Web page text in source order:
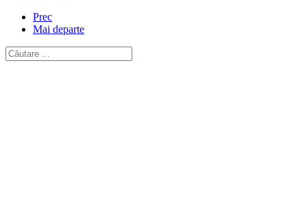
Prec
Mai departe